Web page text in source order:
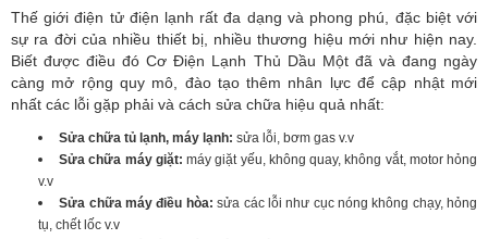
Thế giới điện tử điện lạnh rất đa dạng và phong phú, đặc biệt với
sự ra đời của nhiều thiết bị, nhiều thương hiệu mới như hiện nay.
Biết được điều đó Cơ Điện Lạnh Thủ Dầu Một đã và đang ngày
càng mở rộng quy mô, đào tạo thêm nhân lực để cập nhật mới
nhất các lỗi gặp phải và cách sửa chữa hiệu quả nhất:
Sửa chữa tủ lạnh, máy lạnh: sửa lỗi, bơm gas v.v
Sửa chữa máy giặt:máy giặt yếu, không quay, không vắt, motor hỏng
v.v
Sửa chữa máy điều hòa: sửa các lỗi như cục nóng không chạy, hỏng
tụ, chết lốc v.v